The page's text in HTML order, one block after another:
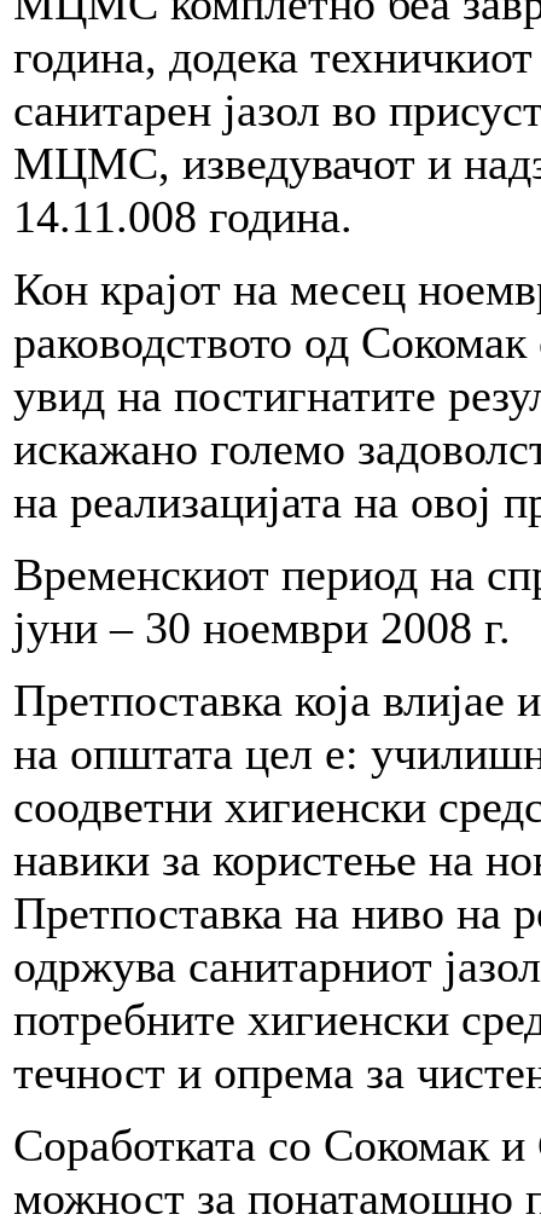
година, додека
санитарен јазол во
МЦМС, изведувачот и
14.11.008 година.
Кон крајот на месец
раководството од
увид на постигнатите
искажано големо
на реализацијата на овој
Временскиот период на
јуни – 30 ноември 2008 г.
Претпоставка која
на општата цел е:
соодветни хигиенски
навики за користење на
Претпоставка на ниво на
одржува санитарниот
потребните хигиенски
течност и опрема за
Соработката со Сокомак
можност за понатамошно